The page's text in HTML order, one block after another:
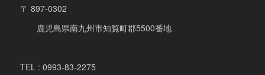
〒 897-0302
鹿児島県南九州市知覧町郡5500番地
TEL : 0993-83-2275